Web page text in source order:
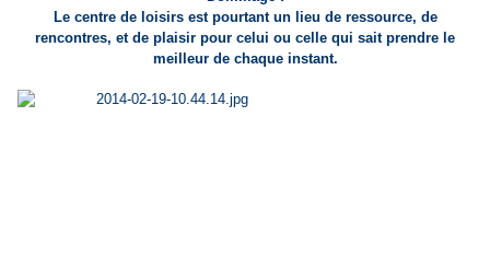
Le centre de loisirs est pourtant un lieu de ressource, de
rencontres, et de plaisir pour celui ou celle qui sait prendre le
meilleur de chaque instant.